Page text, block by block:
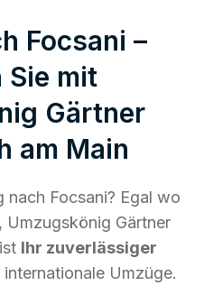
Focsani –
Sie mit
Gärtner
am Main
nach Focsani? Egal wo
Umzugskönig Gärtner
Ihr zuverlässiger
Umzüge.